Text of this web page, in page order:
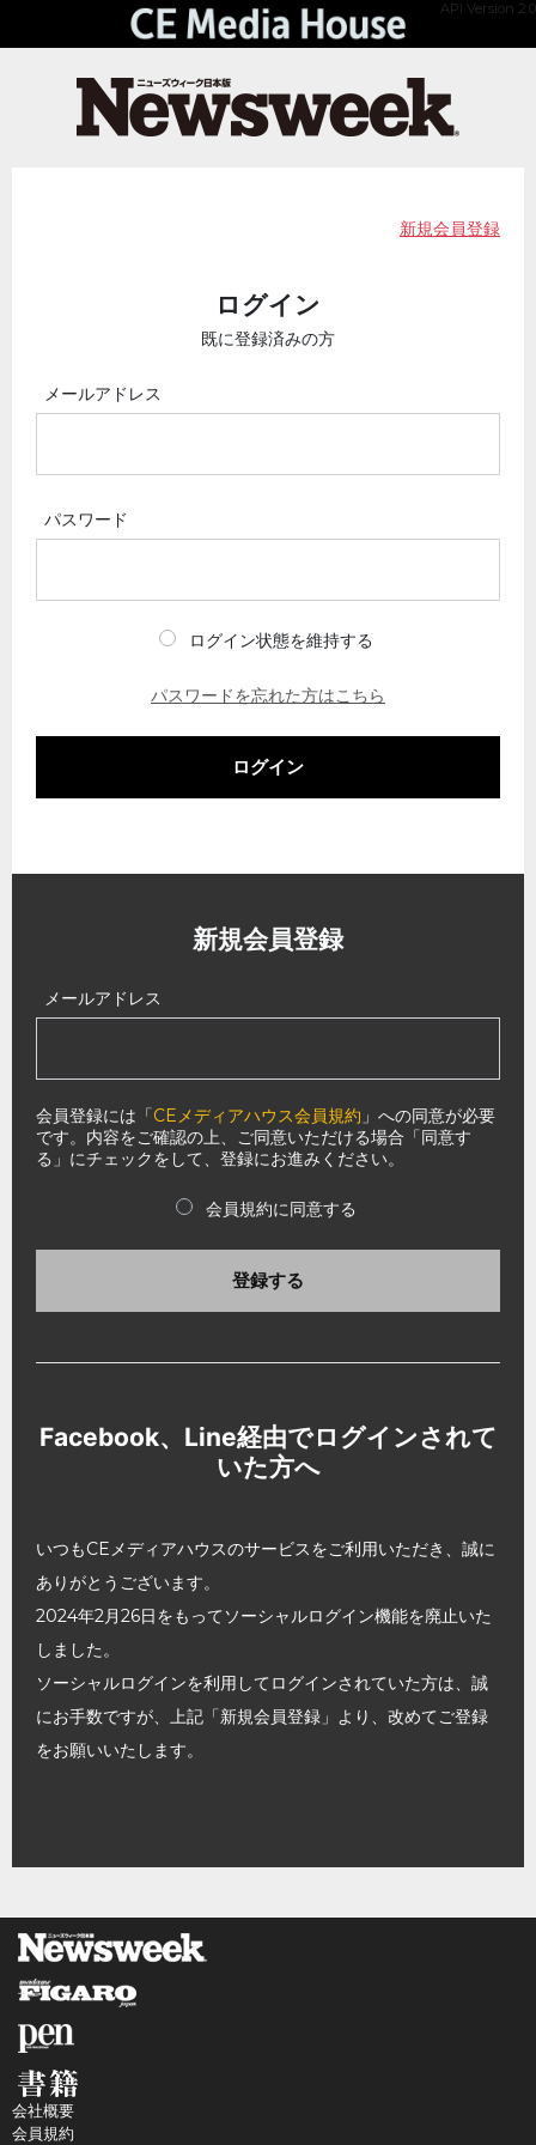
API Version 2.0
新規会員登録
ログイン
既に登録済みの方
メールアドレス
パスワード
ログイン状態を維持する
パスワードを忘れた方はこちら
ログイン
新規会員登録
メールアドレス
会員登録には「CEメディアハウス会員規約 」への同意が必要
です。内容をご確認の上、ご同意いただける場合「同意す
る」にチェックをして、登録にお進みください。
会員規約に同意する
登録する
Facebook、Line経由でログインされて
いた方へ
いつもCEメディアハウスのサービスをご利用いただき、誠に
ありがとうございます。
2024年2月26日をもってソーシャルログイン機能を廃止いた
しました。
ソーシャルログインを利用してログインされていた方は、誠
にお手数ですが、上記「新規会員登録」より、改めてご登録
をお願いいたします。
会社概要
会員規約